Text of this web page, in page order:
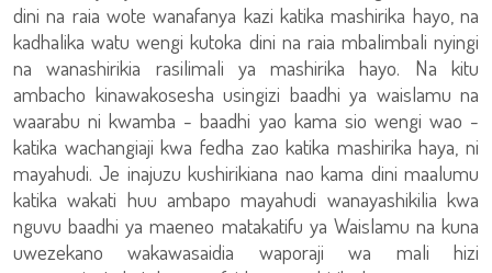
dini na raia wote wanafanya kazi katika mashirika hayo, na
kadhalika watu wengi kutoka dini na raia mbalimbali nyingi
na wanashirikia rasilimali ya mashirika hayo. Na kitu
ambacho kinawakosesha usingizi baadhi ya waislamu na
waarabu ni kwamba - baadhi yao kama sio wengi wao -
katika wachangiaji kwa fedha zao katika mashirika haya, ni
mayahudi. Je inajuzu kushirikiana nao kama dini maalumu
katika wakati huu ambapo mayahudi wanayashikilia kwa
nguvu baadhi ya maeneo matakatifu ya Waislamu na kuna
uwezekano wakawasaidia waporaji wa mali hizi